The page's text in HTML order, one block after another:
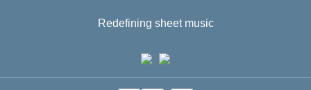
Redefining sheet music